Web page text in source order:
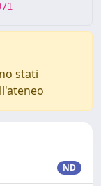
stati
ND